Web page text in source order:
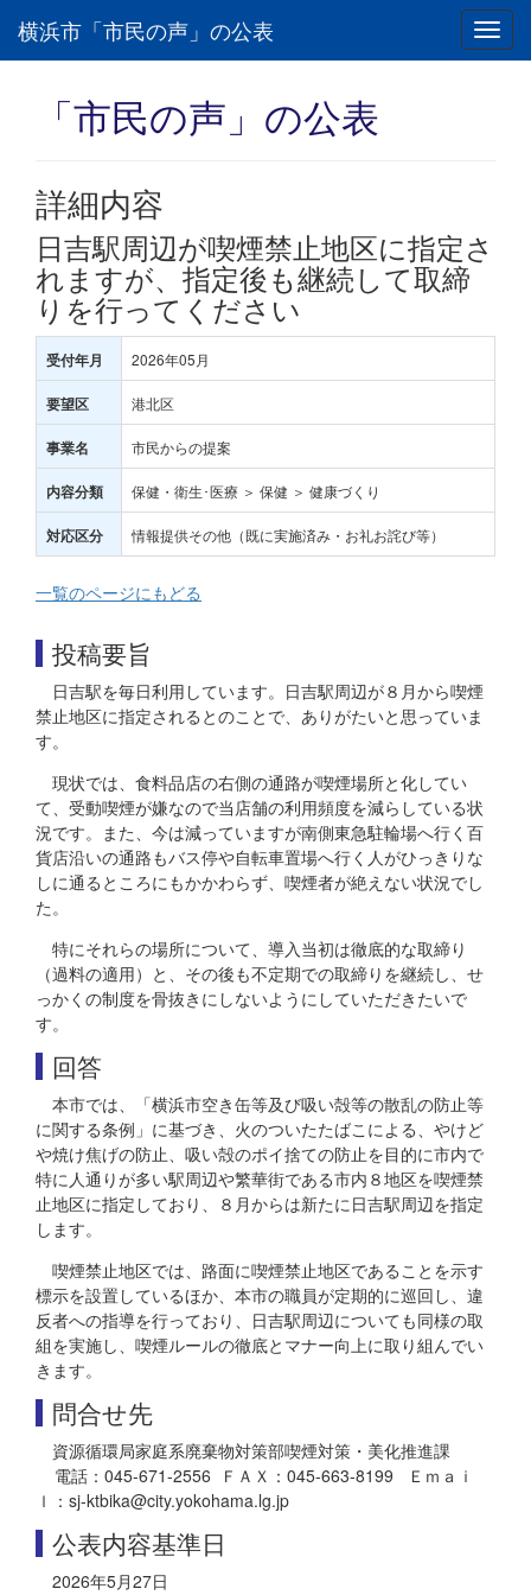
横浜市「市民の声」の公表
「市民の声」の公表
詳細内容
日吉駅周辺が喫煙禁止地区に指定さ
れますが、指定後も継続して取締
りを行ってください
受付年月 2026年05月
要望区 港北区
事業名 市民からの提案
内容分類 保健・衛生･医療 ＞ 保健 ＞ 健康づくり
対応区分 情報提供その他（既に実施済み・お礼お詫び等）
一覧のページにもどる
投稿要旨
日吉駅を毎日利用しています。日吉駅周辺が８月から喫煙
禁止地区に指定されるとのことで、ありがたいと思っていま
す。
現状では、食料品店の右側の通路が喫煙場所と化してい
て、受動喫煙が嫌なので当店舗の利用頻度を減らしている状
況です。また、今は減っていますが南側東急駐輪場へ行く百
貨店沿いの通路もバス停や自転車置場へ行く人がひっきりな
しに通るところにもかかわらず、喫煙者が絶えない状況でし
た。
特にそれらの場所について、導入当初は徹底的な取締り
（過料の適用）と、その後も不定期での取締りを継続し、せ
っかくの制度を骨抜きにしないようにしていただきたいで
す。
回答
本市では、「横浜市空き缶等及び吸い殻等の散乱の防止等
に関する条例」に基づき、火のついたたばこによる、やけど
や焼け焦げの防止、吸い殻のポイ捨ての防止を目的に市内で
特に人通りが多い駅周辺や繁華街である市内８地区を喫煙禁
止地区に指定しており、８月からは新たに日吉駅周辺を指定
します。
喫煙禁止地区では、路面に喫煙禁止地区であることを示す
標示を設置しているほか、本市の職員が定期的に巡回し、違
反者への指導を行っており、日吉駅周辺についても同様の取
組を実施し、喫煙ルールの徹底とマナー向上に取り組んでい
きます。
問合せ先
資源循環局家庭系廃棄物対策部喫煙対策・美化推進課
電話：045-671-2556 ＦＡＸ：045-663-8199 Ｅｍａｉ
ｌ：sj-ktbika@city.yokohama.lg.jp
公表内容基準日
2026年5月27日